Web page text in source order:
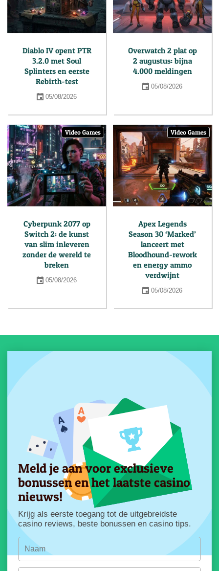
Diablo IV opent PTR
3.2.0 met Soul
Splinters en eerste
Rebirth-test
05/08/2026
Overwatch 2 plat op
2 augustus: bijna
4.000 meldingen
05/08/2026
Video Games
Cyberpunk 2077 op
Switch 2: de kunst
van slim inleveren
zonder de wereld te
breken
05/08/2026
Video Games
Apex Legends
Season 30 ‘Marked’
lanceert met
Bloodhound-rework
en energy ammo
verdwijnt
05/08/2026
Meld je aan voor exclusieve
bonussen en het laatste casino
nieuws!
Krijg als eerste toegang tot de uitgebreidste
casino reviews, beste bonussen en casino tips.